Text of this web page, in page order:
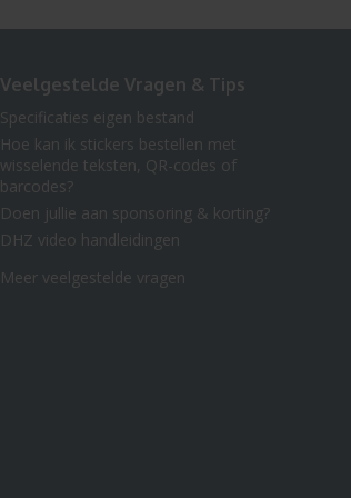
Veelgestelde Vragen & Tips
Specificaties eigen bestand
Hoe kan ik stickers bestellen met
wisselende teksten, QR-codes of
barcodes?
Doen jullie aan sponsoring & korting?
DHZ video handleidingen
Meer veelgestelde vragen